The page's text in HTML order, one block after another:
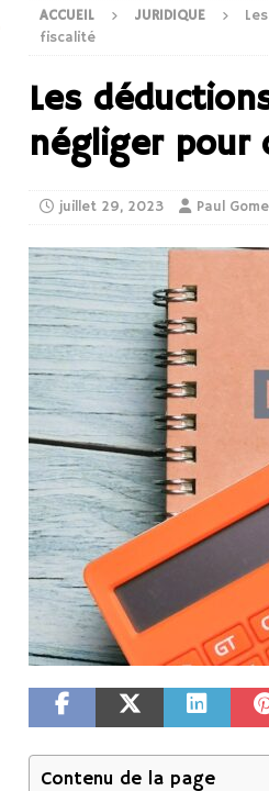
ACCUEIL JURIDIQUE
fiscalité
Les
négliger pour
juillet 29, 2023 Paul
Contenu de la page